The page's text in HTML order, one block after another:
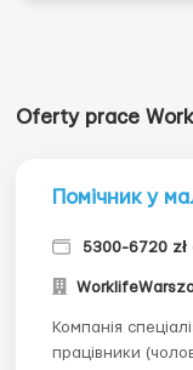
Oferty prace
Помічник у
5300-6720 zł
Компанія
працівники